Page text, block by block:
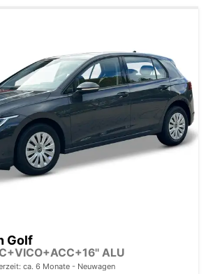
Golf
ALU
ca. 6 Monate Neuwagen